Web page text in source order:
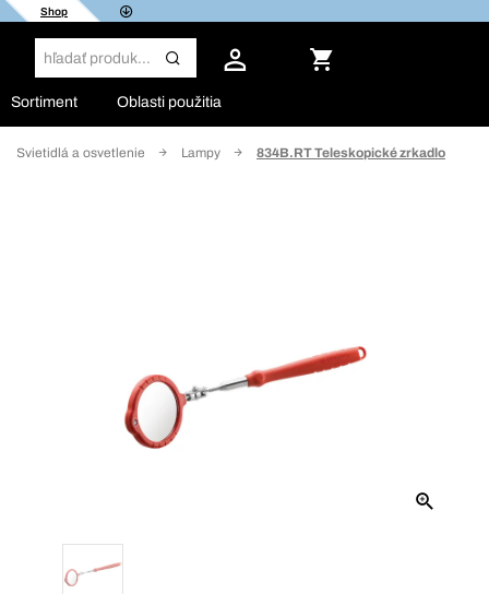
Shop
Sortiment Oblasti použitia
Svietidlá a osvetlenie Lampy 834B.RT Teleskopické zrkadlo